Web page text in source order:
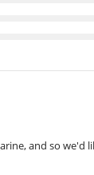
and so we'd